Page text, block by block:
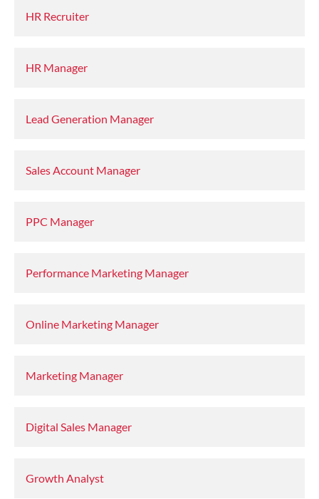
HR Recruiter
HR Manager
Lead Generation Manager
Sales Account Manager
PPC Manager
Performance Marketing Manager
Online Marketing Manager
Marketing Manager
Digital Sales Manager
Growth Analyst